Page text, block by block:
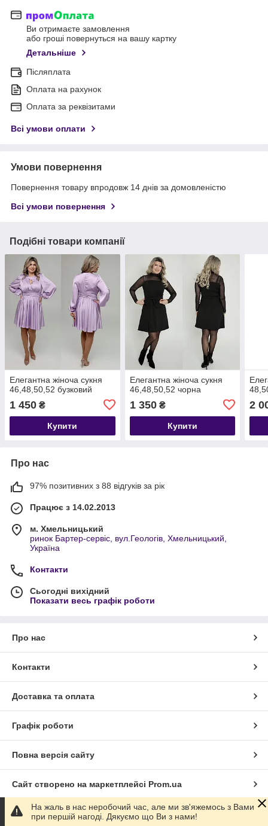
Ви отримаєте замовлення
або гроші повернуться на вашу картку
Детальніше
Післяплата
Оплата на рахунок
Оплата за реквізитами
Всі умови оплати
Умови повернення
Повернення товару впродовж 14 днів за домовленістю
Всі умови повернення
Подібні товари компанії
Елегантна жіноча сукня
46,48,50,52 бузковий
1 450 ₴
Купити
Елегантна жіноча сукня
46,48,50,52 чорна
1 350₴
Купити
2
Про нас
97% позитивних з 88 відгуків за рік
Працює з 14.02.2013
м. Хмельницький
ринок Бартер-сервіс, вул.Геологів, Хмельницький,
Україна
Контакти
Сьогодні вихідний
Показати весь графік роботи
Про нас
Контакти
Доставка та оплата
Графік роботи
Повна версія сайту
Сайт створено на маркетплейсі Prom.ua
Політика конфіденційності
На жаль в нас неробочий час, але ми зв'яжемось з Вами
при першій нагоді. Дякуємо що Ви з нами!